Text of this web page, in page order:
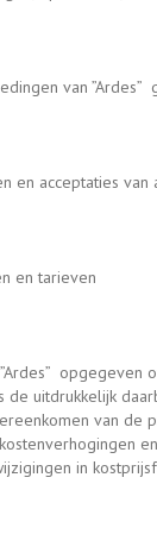
van
en acceptaties
en tarieven
opgegeven
de uitdrukkelijk
van de
in